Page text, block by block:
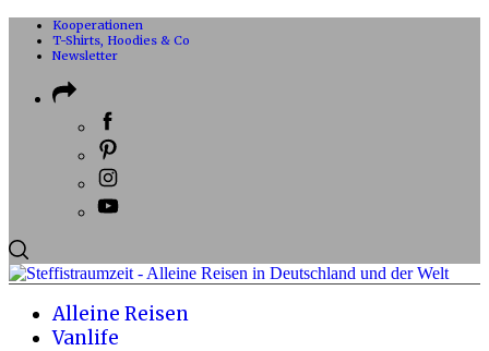
Kooperationen
T-Shirts, Hoodies & Co
Newsletter
Alleine Reisen
Vanlife